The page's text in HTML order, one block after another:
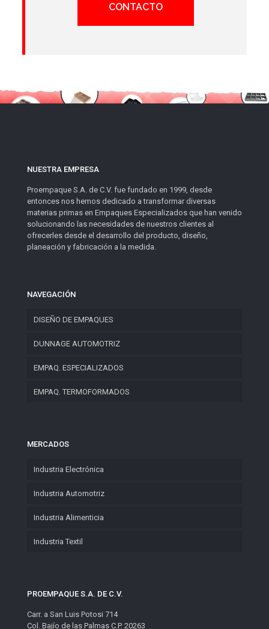
CONTACTO
NUESTRA EMPRESA
Proempaque S.A. de C.V. fue fundado en 1999, desde
entonces nos hemos dedicado a transformar diversas
materias primas en Empaques Especializados que han venido
solucionando las necesidades de nuestros clientes al
ofrecerles desde el desarrollo del producto, diseño,
planeación y fabricación a la medida.
NAVEGACIÓN
DISEÑO DE EMPAQUES
DUNNAGE AUTOMOTRIZ
EMPAQ. ESPECIALIZADOS
EMPAQ. TERMOFORMADOS
MERCADOS
Industria Electrónica
Industria Automotriz
Industria Alimenticia
Industria Textil
PROEMPAQUE S.A. DE C.V.
Carr. a San Luis Potosi 714
Col. Bajío de las Palmas C.P. 20263